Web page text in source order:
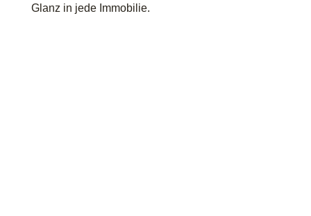
Glanz in jede Immobilie.